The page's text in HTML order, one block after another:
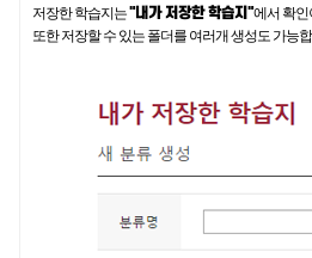
저장한 학습지는"내가 저장한 학습지"에서 확인
또한 저장할 수 있는 폴더를 여러개 생성도 가능